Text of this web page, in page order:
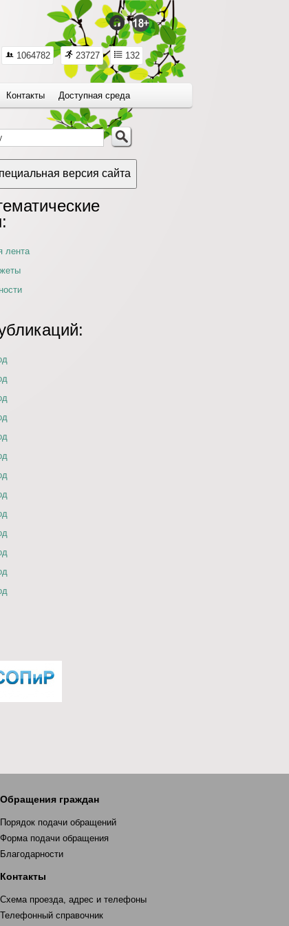
1064782 23727 132
Контакты Доступная среда
версия сайта
лента
Обращения граждан
Порядок подачи обращений
Форма подачи обращения
Благодарности
Контакты
Схема проезда, адрес и телефоны
Телефонный справочник